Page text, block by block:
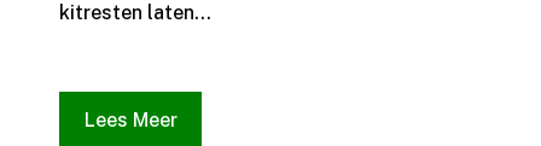
kitresten laten...
Lees Meer